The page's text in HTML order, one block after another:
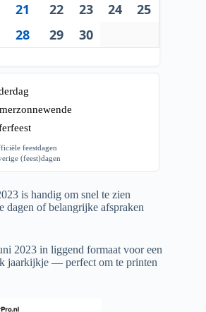
21 22 23 24
25
28 29 30
feestdagen
(feest)dagen
is handig om snel te zien
dagen of belangrijke afspraken
2023 in liggend formaat voor een
jaarkijkje — perfect om te printen